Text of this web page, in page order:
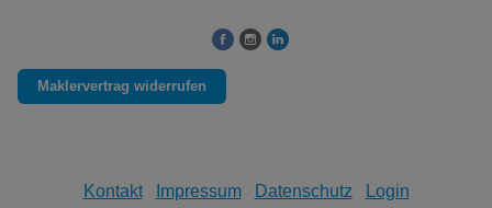
Maklervertrag widerrufen
Kontakt Impressum Datenschutz Login